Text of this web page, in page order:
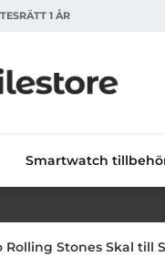
1 ÅR
för Danira
Smartwatch
Rolling Stones Skal till